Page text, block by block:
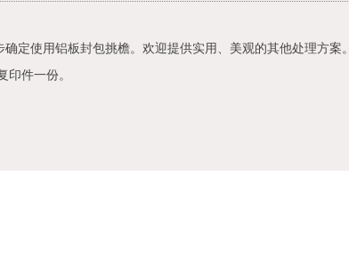
定使用铝板封包挑檐。欢迎提供实用、美观的其他处理方案。
件一份。